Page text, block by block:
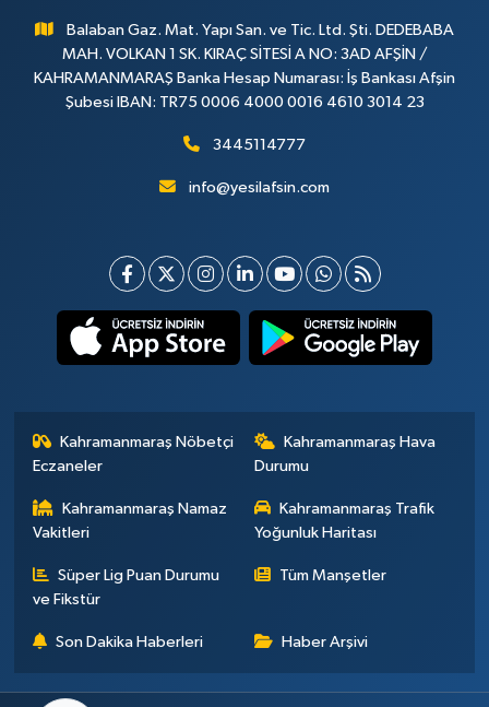
Balaban Gaz. Mat. Yapı San. ve Tic. Ltd. Şti. DEDEBABA
MAH. VOLKAN 1 SK. KIRAÇ SİTESİ A NO: 3AD AFŞİN /
KAHRAMANMARAŞ Banka Hesap Numarası: İş Bankası Afşin
Şubesi IBAN: TR75 0006 4000 0016 4610 3014 23
3445114777
info@yesilafsin.com
Kahramanmaraş Nöbetçi
Eczaneler
Kahramanmaraş Hava
Durumu
Kahramanmaraş Namaz
Vakitleri
Kahramanmaraş Trafik
Yoğunluk Haritası
Süper Lig Puan Durumu
ve Fikstür
Tüm Manşetler
Son Dakika Haberleri Haber Arşivi